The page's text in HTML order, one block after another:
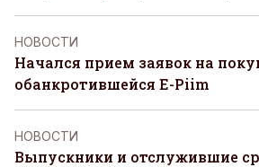
НОВОСТИ
Начался прием заявок на
обанкротившейся E-Piim
НОВОСТИ
Выпускники и отслужившие